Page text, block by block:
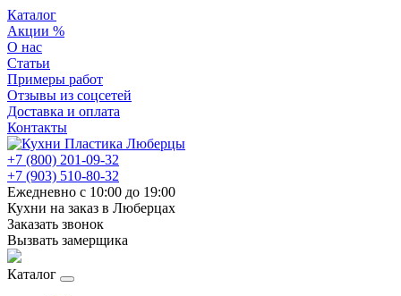
Каталог
Акции %
О нас
Статьи
Примеры работ
Отзывы из соцсетей
Доставка и оплата
Контакты
+7 (800) 201-09-32
+7 (903) 510-80-32
Ежедневно с 10:00 до 19:00
Кухни на заказ в Люберцах
Заказать звонок
Вызвать замерщика
Каталог